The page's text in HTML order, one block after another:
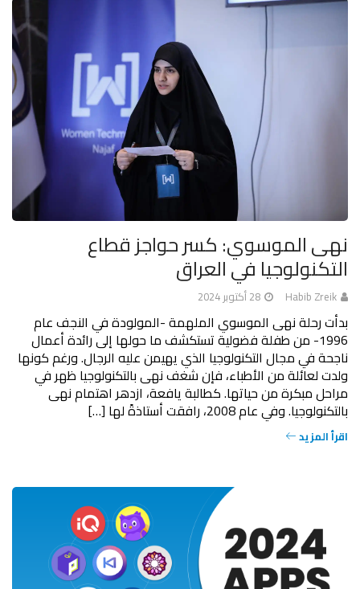
نهى الموسوي: كسر حواجز قطاع
التكنولوجيا في العراق
Habib Zreik 28 أكتوبر 2024
بدأت رحلة نهى الموسوي الملهمة -المولودة في النجف عام
1996- من طفلة فضولية تستكشف ما حولها إلى رائدة أعمال
ناجحة في مجال التكنولوجيا الذي يهيمن عليه الرجال. ورغم كونها
ولدت لعائلة من الأطباء، فإن شغف نهى بالتكنولوجيا ظهر في
مراحل مبكرة من حياتها. كطالبة يافعة، ازدهر اهتمام نهى
بالتكنولوجيا. وفي عام 2008، رافقت أستاذةً لها […]
اقرأ المزيد